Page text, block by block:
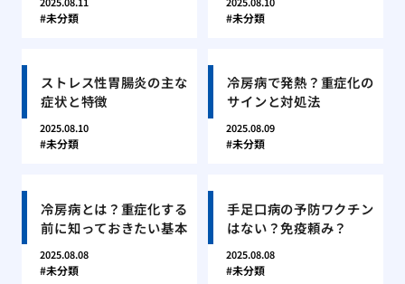
未分類 未分類
ストレス性胃腸炎の主な
症状と特徴
2025.08.10
未分類
冷房病で発熱？重症化の
サインと対処法
2025.08.09
未分類
冷房病とは？重症化する
前に知っておきたい基本
2025.08.08
未分類
手足口病の予防ワクチン
はない？免疫頼み？
2025.08.08
未分類